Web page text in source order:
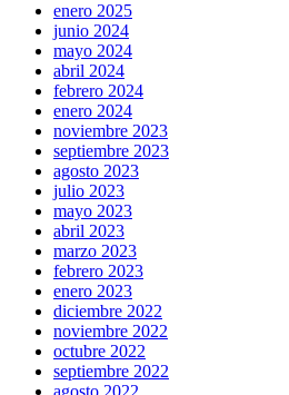
enero 2025
junio 2024
mayo 2024
abril 2024
febrero 2024
enero 2024
noviembre 2023
septiembre 2023
agosto 2023
julio 2023
mayo 2023
abril 2023
marzo 2023
febrero 2023
enero 2023
diciembre 2022
noviembre 2022
octubre 2022
septiembre 2022